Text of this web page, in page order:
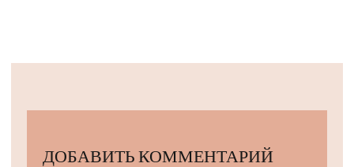
ДОБАВИТЬ КОММЕНТАРИЙ